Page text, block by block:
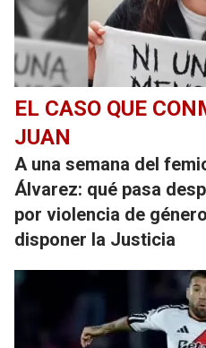
EL CASO QUE
JUAN
A una semana del
Álvarez: qué pasa
por violencia de
disponer la Justicia